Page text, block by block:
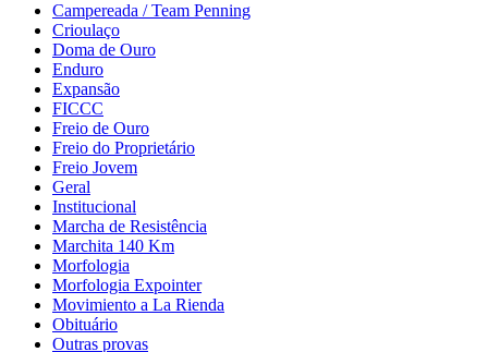
Campereada / Team Penning
Crioulaço
Doma de Ouro
Enduro
Expansão
FICCC
Freio de Ouro
Freio do Proprietário
Freio Jovem
Geral
Institucional
Marcha de Resistência
Marchita 140 Km
Morfologia
Morfologia Expointer
Movimiento a La Rienda
Obituário
Outras provas